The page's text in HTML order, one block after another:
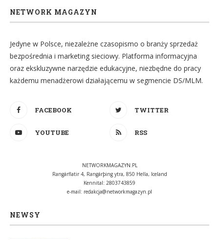
NETWORK MAGAZYN
Jedyne w Polsce, niezależne czasopismo o branży sprzedaż
bezpośrednia i marketing sieciowy. Platforma informacyjna
oraz ekskluzywne narzędzie edukacyjne, niezbędne do pracy
każdemu menadżerowi działającemu w segmencie DS/MLM.
FACEBOOK TWITTER
YOUTUBE RSS
NETWORKMAGAZYN.PL
Rangárflatir 4, Rangárþing ytra, 850 Hella, Iceland
Kennital: 2803743859
e-mail: redakcja@networkmagazyn.pl
NEWSY